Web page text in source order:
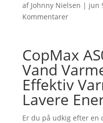
af Johnny Nielsen | jun
Kommentarer
CopMax
Vand
Effektiv
Lavere
Er du på udkig efter en